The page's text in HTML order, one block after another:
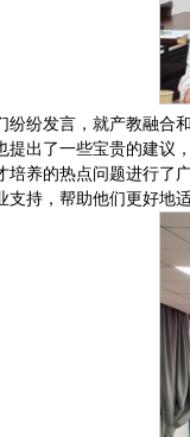
纷纷发言，就产教融合
提出了一些宝贵的建议
培养的热点问题进行了
支持，帮助他们更好地